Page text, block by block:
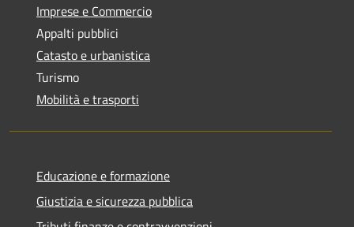
Imprese e Commercio
Appalti pubblici
Catasto e urbanistica
Turismo
Mobilità e trasporti
Educazione e formazione
Giustizia e sicurezza pubblica